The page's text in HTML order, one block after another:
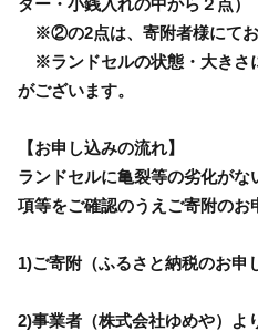
※②の2点は、寄附者様にてお
※ランドセルの状態・大きさ
がございます。
【お申し込みの流れ】
ランドセルに亀裂等の劣化が
項等をご確認のうえご寄附のお
1)ご寄附（ふるさと納税のお申
2)事業者（株式会社ゆめや）よ